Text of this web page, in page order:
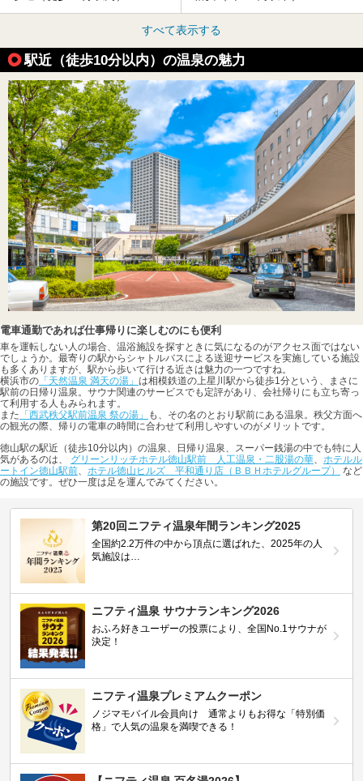
すべて表示する
駅近（徒歩10分以内）の温泉の魅力
電車通勤であれば仕事帰りに楽しむのにも便利
車を運転しない人の場合、温浴施設を探すときに気になるのがアクセス面ではない
でしょうか。最寄りの駅からシャトルバスによる送迎サービスを実施している施設
も多くありますが、駅から歩いて行ける近さは魅力の一つですね。
横浜市の 「天然温泉 満天の湯」 は相模鉄道の上星川駅から徒歩1分という、まさに
駅前の日帰り温泉。サウナ関連のサービスでも定評があり、会社帰りにも立ち寄っ
て利用する人もみられます。
また 「西武秩父駅前温泉 祭の湯」
も、その名のとおり駅前にある温泉。秩父方面へ
の観光の際、帰りの電車の時間に合わせて利用しやすいのがメリットです。
徳山駅の駅近（徒歩10分以内）の温泉、日帰り温泉、スーパー銭湯の中でも特に人
気があるのは、 グリーンリッチホテル徳山駅前 人工温泉・二股湯の華、 ホテルル
ートイン徳山駅前、 ホテル徳山ヒルズ 平和通り店（ＢＢＨホテルグループ）
など
の施設です。ぜひ一度は足を運んでみてください。
第20回ニフティ温泉年間ランキング2025
全国約2.2万件の中から頂点に選ばれた、2025年の人
気施設は…
ニフティ温泉 サウナランキング2026
おふろ好きユーザーの投票により、全国No.1サウナが
決定！
ニフティ温泉プレミアムクーポン
ノジマモバイル会員向け 通常よりもお得な「特別価
格」で人気の温泉を満喫できる！